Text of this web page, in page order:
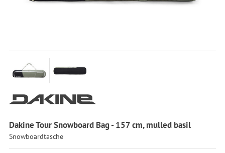
Dakine Tour Snowboard Bag - 157 cm, mulled basil
Snowboardtasche